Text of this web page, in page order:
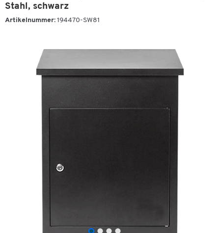
Stahl, schwarz
Artikelnummer: 194470-SW81